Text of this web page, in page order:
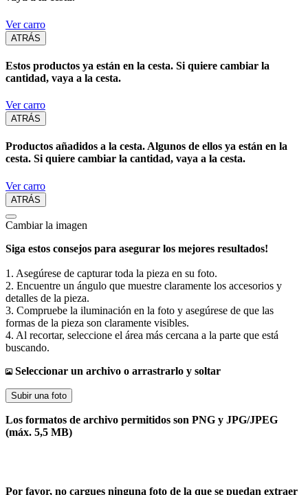
Ver carro
ATRÁS
Estos productos ya están en la cesta. Si quiere cambiar la
cantidad, vaya a la cesta.
Ver carro
ATRÁS
Productos añadidos a la cesta. Algunos de ellos ya están en la
cesta. Si quiere cambiar la cantidad, vaya a la cesta.
Ver carro
ATRÁS
Cambiar la imagen
Siga estos consejos para asegurar los mejores resultados!
1. Asegúrese de capturar toda la pieza en su foto.
2. Encuentre un ángulo que muestre claramente los accesorios y
detalles de la pieza.
3. Compruebe la iluminación en la foto y asegúrese de que las
formas de la pieza son claramente visibles.
4. Al recortar, seleccione el área más cercana a la parte que está
buscando.
Seleccionar un archivo o arrastrarlo y soltar
Subir una foto
Los formatos de archivo permitidos son PNG y JPG/JPEG
(máx. 5,5 MB)
Por favor, no cargues ninguna foto de la que se puedan extraer